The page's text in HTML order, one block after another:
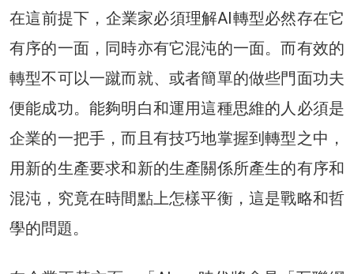
在這前提下，企業家必須理解AI轉型必然存在它
有序的一面，同時亦有它混沌的一面。而有效的
轉型不可以一蹴而就、或者簡單的做些門面功夫
便能成功。能夠明白和運用這種思維的人必須是
企業的一把手，而且有技巧地掌握到轉型之中，
用新的生產要求和新的生產關係所產生的有序和
混沌，究竟在時間點上怎樣平衡，這是戰略和哲
學的問題。